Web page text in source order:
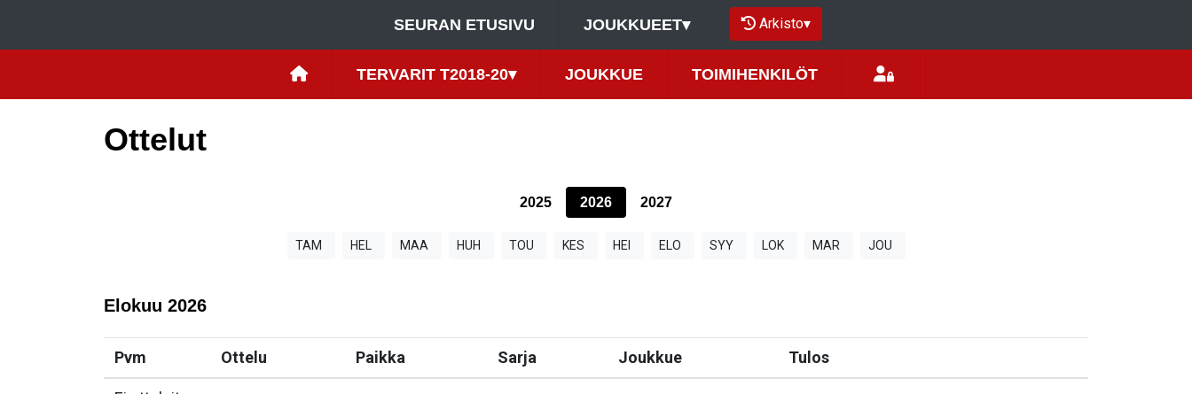
SEURAN ETUSIVU JOUKKUEET▾ Arkisto▾
TERVARIT T2018-20▾ JOUKKUE TOIMIHENKILÖT
Ottelut
2025 2026 2027
TAM HEL MAA HUH TOU KES HEI ELO SYY LOK MAR JOU
Elokuu 2026
Pvm Ottelu Paikka Sarja Joukkue Tulos